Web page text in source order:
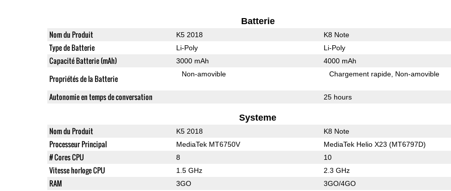
Batterie
Nom du Produit K5 2018 K8 Note
Type de Batterie Li-Poly Li-Poly
Capacité Batterie (mAh) 3000 mAh 4000 mAh
Propriétés de la Batterie Non-amovible Chargement rapide Non-amovible
Autonomie en temps de conversation 25 hours
Systeme
Nom du Produit K5 2018 K8 Note
Processeur Principal MediaTek MT6750V MediaTek Helio X23 (MT6797D)
# Cores CPU 8 10
Vitesse horloge CPU 1.5 GHz 2.3 GHz
RAM 3GO 3GO/4GO